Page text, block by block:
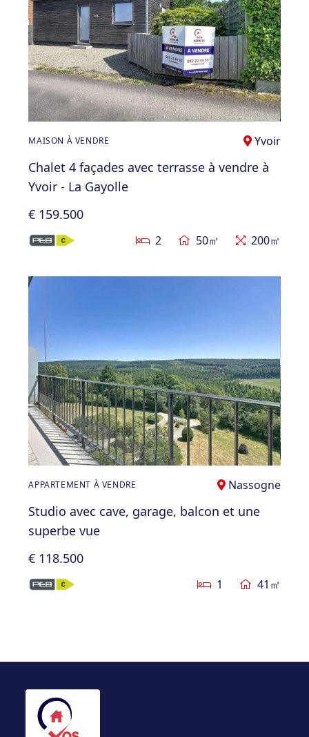
MAISON À VENDRE Yvoir
Chalet 4 façades avec terrasse à vendre à
Yvoir - La Gayolle
€ 159.500
2 50㎡ 200㎡
APPARTEMENT À VENDRE Nassogne
Studio avec cave, garage, balcon et une
superbe vue
€ 118.500
1 41㎡